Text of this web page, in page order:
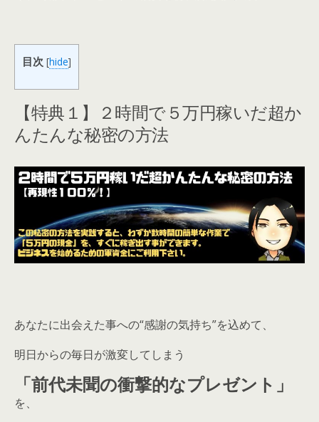
目次 [hide]
【特典１】２時間で５万円稼いだ超か
んたんな秘密の方法
あなたに出会えた事への“感謝の気持ち”を込めて、
明日からの毎日が激変してしまう
「前代未聞の衝撃的なプレゼント」
を、